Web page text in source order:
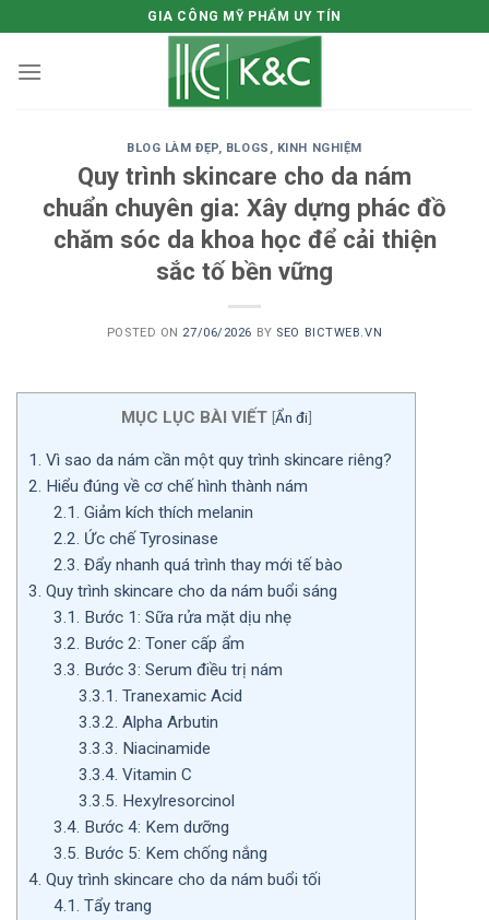
to
content
GIA CÔNG MỸ PHẨM UY TÍN
BLOG LÀM ĐẸP, BLOGS , KINH NGHIỆM
Quy trình skincare cho da nám
chuẩn chuyên gia: Xây dựng phác đồ
chăm sóc da khoa học để cải thiện
sắc tố bền vững
POSTED ON 27/06/2026 BY SEO BICTWEB.VN
MỤC LỤC BÀI VIẾT [Ẩn đi]
1. Vì sao da nám cần một quy trình skincare riêng?
2. Hiểu đúng về cơ chế hình thành nám
2.1. Giảm kích thích melanin
2.2. Ức chế Tyrosinase
2.3. Đẩy nhanh quá trình thay mới tế bào
3. Quy trình skincare cho da nám buổi sáng
3.1. Bước 1: Sữa rửa mặt dịu nhẹ
3.2. Bước 2: Toner cấp ẩm
3.3. Bước 3: Serum điều trị nám
3.3.1. Tranexamic Acid
3.3.2. Alpha Arbutin
3.3.3. Niacinamide
3.3.4. Vitamin C
3.3.5. Hexylresorcinol
3.4. Bước 4: Kem dưỡng
3.5. Bước 5: Kem chống nắng
4. Quy trình skincare cho da nám buổi tối
4.1. Tẩy trang